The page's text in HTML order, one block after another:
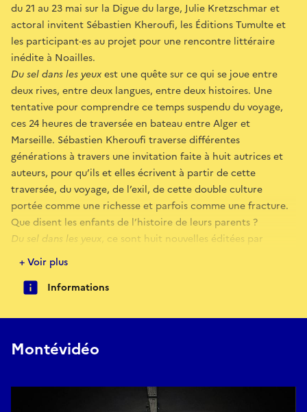
du 21 au 23 mai sur la Digue du large, Julie Kretzschmar et
actoral invitent Sébastien Kheroufi, les Éditions Tumulte et
les participant·es au projet pour une rencontre littéraire
inédite à Noailles.
Du sel dans les yeuxest une quête sur ce qui se joue entre
deux rives, entre deux langues, entre deux histoires. Une
tentative pour comprendre ce temps suspendu du voyage,
ces 24 heures de traversée en bateau entre Alger et
Marseille. Sébastien Kheroufi traverse différentes
générations à travers une invitation faite à huit autrices et
auteurs, pour qu’ils et elles écrivent à partir de cette
traversée, du voyage, de l’exil, de cette double culture
portée comme une richesse et parfois comme une fracture.
Que disent les enfants de l’histoire de leurs parents ?
Du sel dans les yeux , ce sont huit nouvelles éditées par
Tumulte, huit manières de raconter l'exil et un seul trajet,
d'Alger à Marseille, avec Sébastien Kheroufi, Chouf, Faïza
Guène, Lina Soualem, Soso Maness, Rachida Brakni, Amine
+ Voir plus
Informations
Montévidéo